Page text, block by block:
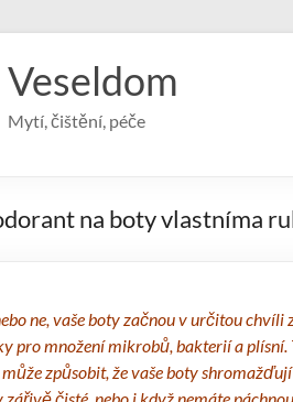
Veseldom
Mytí, čištění, péče
na boty vlastníma
ne, vaše boty začnou v určitou
pro množení mikrobů, bakterií a plísní.
způsobit, že vaše boty